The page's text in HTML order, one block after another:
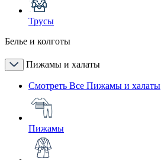
Трусы
Белье и колготы
Пижамы и халаты
Смотреть Все Пижамы и халаты
Пижамы